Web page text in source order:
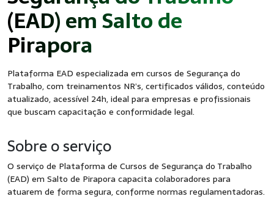
(EAD) em Salto de
Pirapora
Plataforma EAD especializada em cursos de Segurança do
Trabalho, com treinamentos NR’s, certificados válidos, conteúdo
atualizado, acessível 24h, ideal para empresas e profissionais
que buscam capacitação e conformidade legal.
Sobre o serviço
O serviço de Plataforma de Cursos de Segurança do Trabalho
(EAD) em Salto de Pirapora capacita colaboradores para
atuarem de forma segura, conforme normas regulamentadoras.